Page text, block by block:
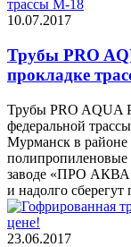
10.07.2017
Трубы PRO
прокладке
Трубы PRO AQUA
федеральной
Мурманск в районе
полипропиленовые
заводе «ПРО
и надолго
23.06.2017